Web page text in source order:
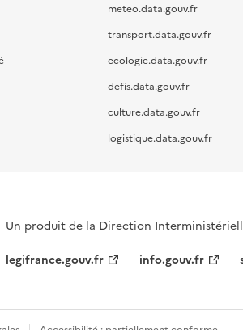
meteo.data.gouv.fr
transport.data.gouv.fr
ecologie.data.gouv.fr
defis.data.gouv.fr
culture.data.gouv.fr
logistique.data.gouv.fr
Un produit de la Direction
legifrance.gouv.fr
info.gouv.fr